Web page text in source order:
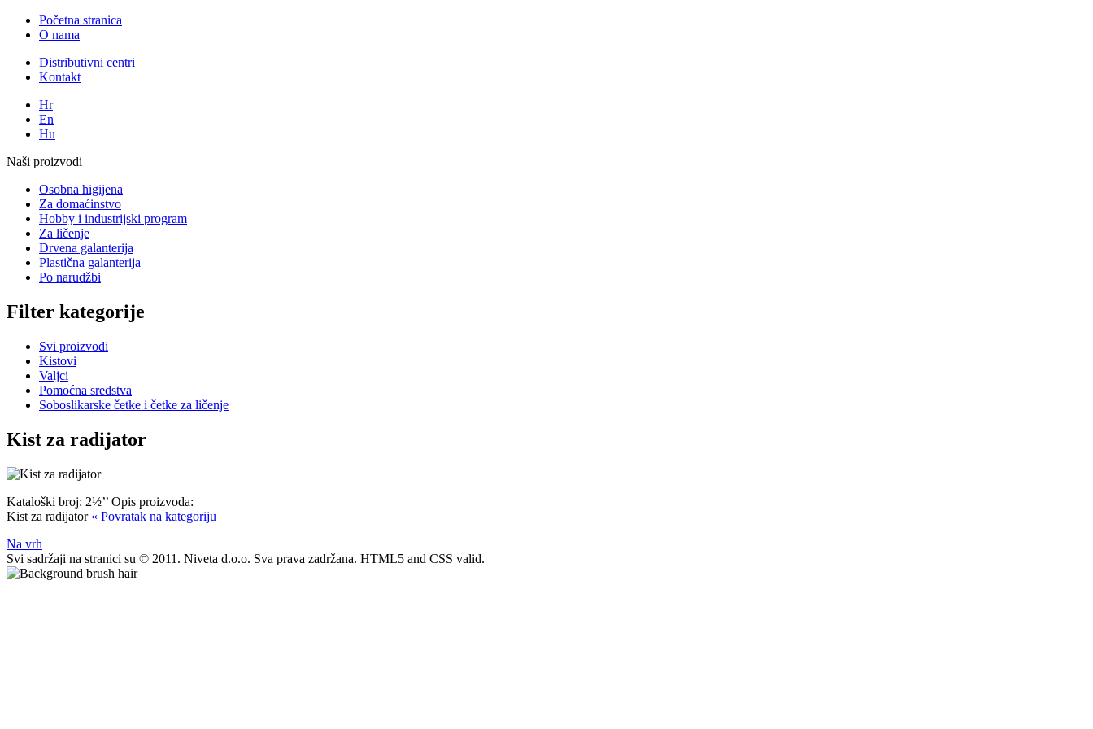
Početna stranica
O nama
Distributivni centri
Kontakt
Hr
En
Hu
Naši proizvodi
Osobna higijena
Za domaćinstvo
Hobby i industrijski program
Za ličenje
Drvena galanterija
Plastična galanterija
Po narudžbi
Filter kategorije
Svi proizvodi
Kistovi
Valjci
Pomoćna sredstva
Soboslikarske četke i četke za ličenje
Kist za radijator
Kataloški broj: 2½’’ Opis proizvoda:
Kist za radijator « Povratak na kategoriju
Na vrh
Svi sadržaji na stranici su © 2011. Niveta d.o.o. Sva prava zadržana. HTML5 and CSS valid.